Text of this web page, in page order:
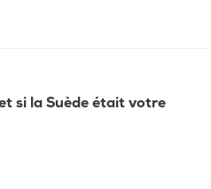
si la Suède était votre